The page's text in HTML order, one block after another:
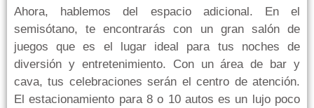
Ahora, hablemos del espacio adicional. En el
semisótano, te encontrarás con un gran salón de
juegos que es el lugar ideal para tus noches de
diversión y entretenimiento. Con un área de bar y
cava, tus celebraciones serán el centro de atención.
El estacionamiento para 8 o 10 autos es un lujo poco